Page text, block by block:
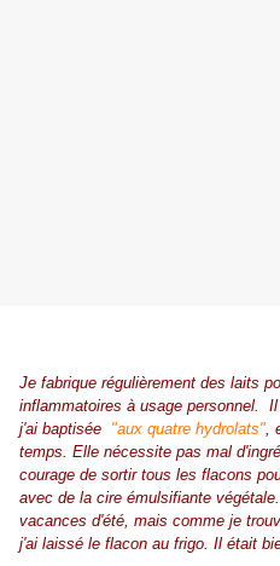
Je fabrique régulièrement des laits
inflammatoires à usage personnel.
j'ai baptisée "aux quatre hydrolats",
temps. Elle nécessite pas mal
courage de sortir tous les flacons
avec de la cire émulsifiante
vacances d'été, mais comme je
j'ai laissé le flacon au frigo. Il était